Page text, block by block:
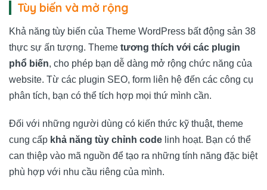
Tùy biến và mở rộng
Khả năng tùy biến của Theme WordPress bất động sản 38
thực sự ấn tượng. Theme tương thích với các plugin
phổ biến, cho phép bạn dễ dàng mở rộng chức năng của
website. Từ các plugin SEO, form liên hệ đến các công cụ
phân tích, bạn có thể tích hợp mọi thứ mình cần.
Đối với những người dùng có kiến thức kỹ thuật, theme
cung cấp khả năng tùy chỉnh code linh hoạt. Bạn có thể
can thiệp vào mã nguồn để tạo ra những tính năng đặc biệt
phù hợp với nhu cầu riêng của mình.